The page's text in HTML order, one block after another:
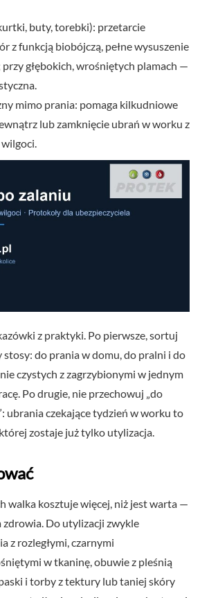
buty, torebki): przetarcie
z funkcją biobójczą, pełne wysuszenie
przy głębokich, wrośniętych plamach —
mimo prania: pomaga kilkudniowe
lub zamknięcie ubrań w worku z
wilgoci.
z praktyki. Po pierwsze, sortuj
stosy: do prania w domu, do pralni i do
czystych z zagrzybionymi w jednym
Po drugie, nie przechowuj „do
ubrania czekające tydzień w worku to
zostaje już tylko utylizacja.
walka kosztuje więcej, niż jest warta —
zdrowia. Do utylizacji zwykle
z rozległymi, czarnymi
w tkaninę, obuwie z pleśnią
i torby z tektury lub taniej skóry